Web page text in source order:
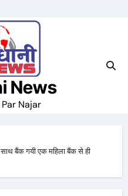
News
Najar
साथ बैंक गयी एक महिला बैंक से ही